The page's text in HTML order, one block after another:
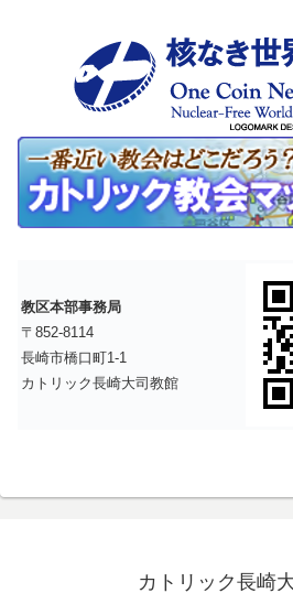
教区本部事務局
〒852-8114
長崎市橋口町1-1
カトリック長崎大司教館
カトリック長崎